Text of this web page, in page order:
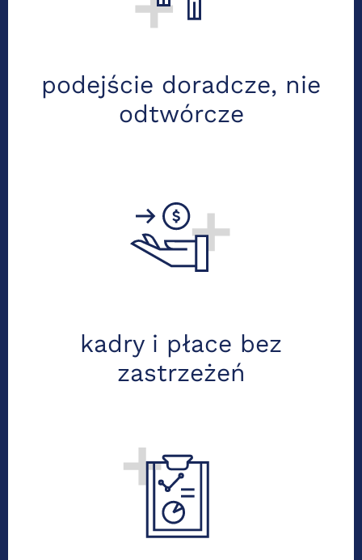
podejście doradcze, nie
odtwórcze
księgujemy, ale też analizujemy,
kadry i płace bez
zastrzeżeń
Kontrole PIP i ZUS przechodzimy
celująco - z nami masz pewność, że
Regularnie przygotowujemy przejrzyste
raporty i analizy, które dostarczamy w
ustalonym formacie, aby wspierać